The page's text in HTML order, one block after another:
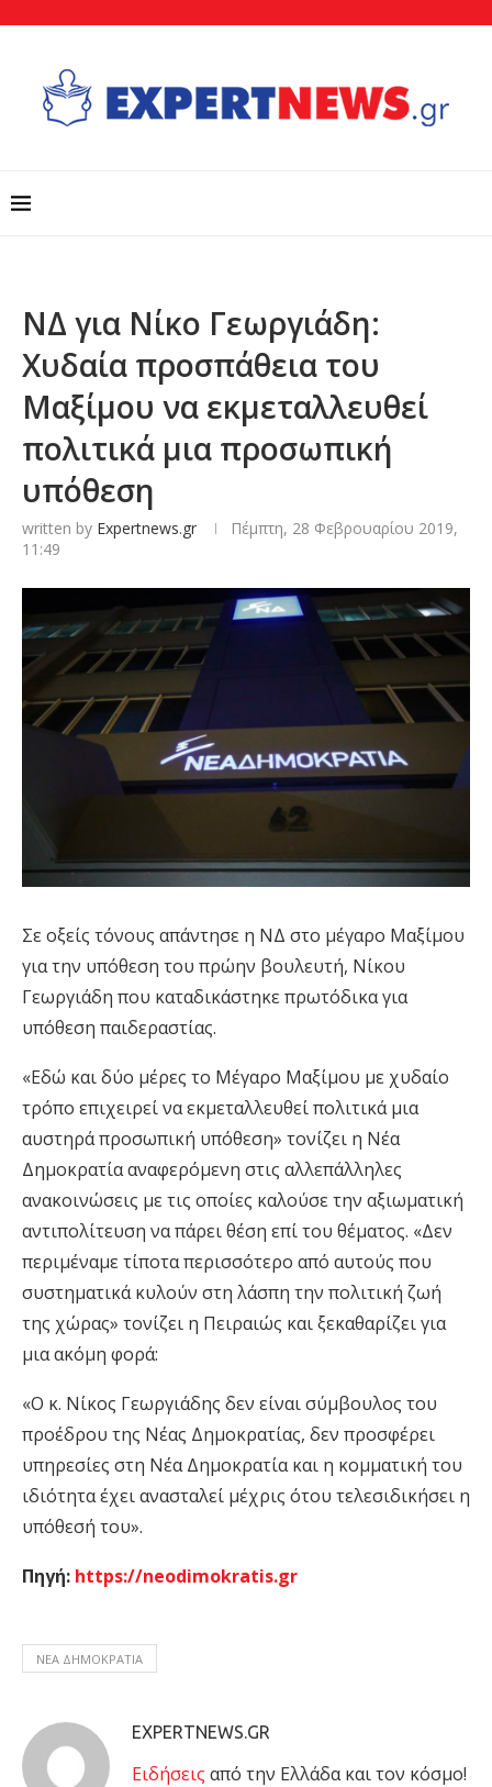
ΝΔ για Νίκο Γεωργιάδη:
Χυδαία προσπάθεια του
Μαξίμου να εκμεταλλευθεί
πολιτικά μια προσωπική
υπόθεση
written by Expertnews.gr
Πέμπτη, 28 Φεβρουαρίου 2019,
11:49
Σε οξείς τόνους απάντησε η ΝΔ στο μέγαρο Μαξίμου
για την υπόθεση του πρώην βουλευτή, Νίκου
Γεωργιάδη που καταδικάστηκε πρωτόδικα για
υπόθεση παιδεραστίας.
«Εδώ και δύο μέρες το Μέγαρο Μαξίμου με χυδαίο
τρόπο επιχειρεί να εκμεταλλευθεί πολιτικά μια
αυστηρά προσωπική υπόθεση» τονίζει η Νέα
Δημοκρατία αναφερόμενη στις αλλεπάλληλες
ανακοινώσεις με τις οποίες καλούσε την αξιωματική
αντιπολίτευση να πάρει θέση επί του θέματος. «Δεν
περιμέναμε τίποτα περισσότερο από αυτούς που
συστηματικά κυλούν στη λάσπη την πολιτική ζωή
της χώρας» τονίζει η Πειραιώς και ξεκαθαρίζει για
μια ακόμη φορά:
«Ο κ. Νίκος Γεωργιάδης δεν είναι σύμβουλος του
προέδρου της Νέας Δημοκρατίας, δεν προσφέρει
υπηρεσίες στη Νέα Δημοκρατία και η κομματική του
ιδιότητα έχει ανασταλεί μέχρις ότου τελεσιδικήσει η
υπόθεσή του».
Πηγή: https://neodimokratis.gr
ΝΈΑ ΔΗΜΟΚΡΑΤΊΑ
EXPERTNEWS.GR
Eιδήσεις από την Ελλάδα και τον κόσμο!